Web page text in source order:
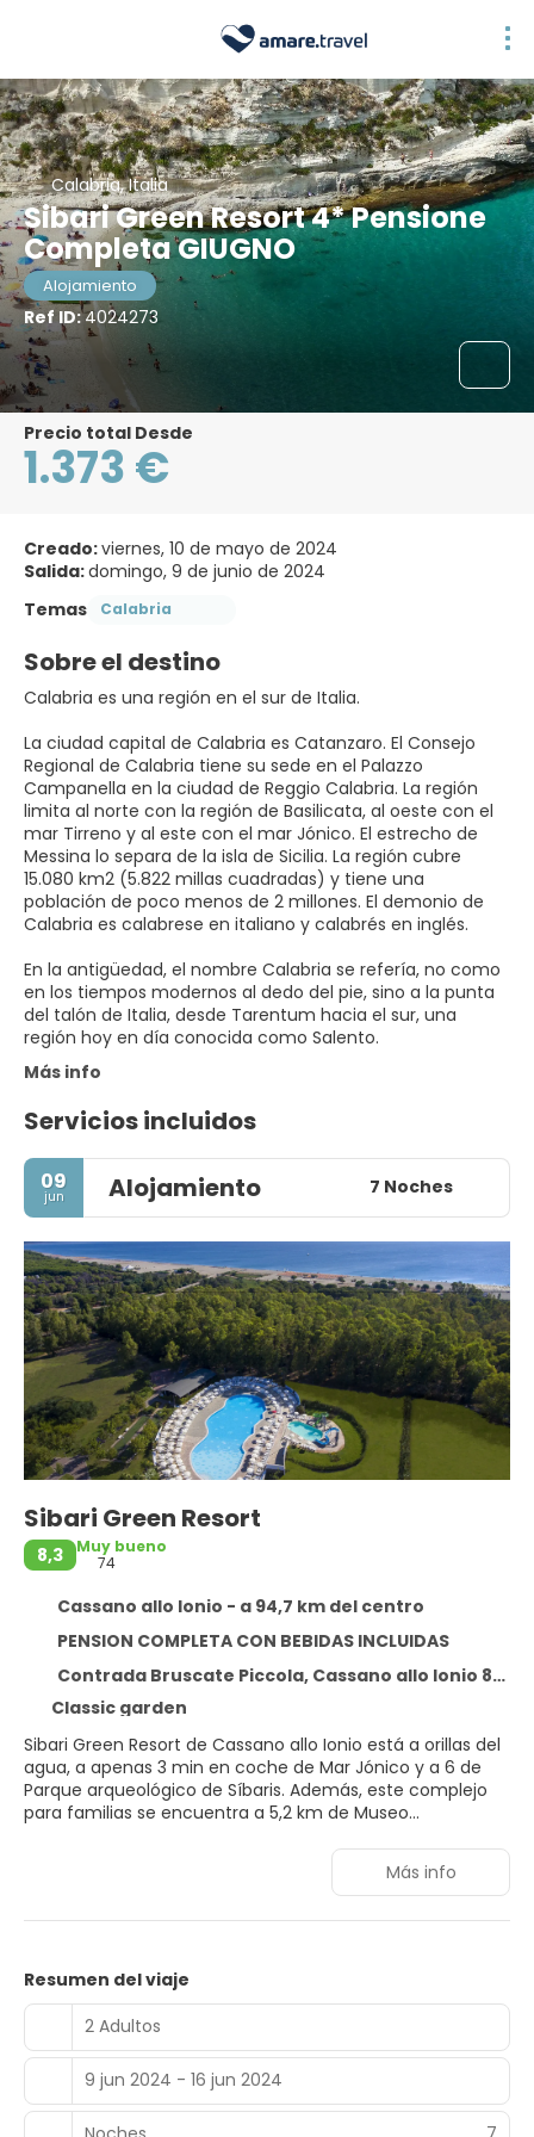
Calabria, Italia
Sibari Green Resort 4* Pensione
Completa GIUGNO
Alojamiento
Ref ID:4024273
Precio total Desde
1.373 €
Creado:viernes, 10 de mayo de 2024
Salida:domingo, 9 de junio de 2024
Temas
Calabria
Sobre el destino
Calabria es una región en el sur de Italia.
La ciudad capital de Calabria es Catanzaro. El Consejo
Regional de Calabria tiene su sede en el Palazzo
Campanella en la ciudad de Reggio Calabria. La región
limita al norte con la región de Basilicata, al oeste con el
mar Tirreno y al este con el mar Jónico. El estrecho de
Messina lo separa de la isla de Sicilia. La región cubre
15.080 km2 (5.822 millas cuadradas) y tiene una
población de poco menos de 2 millones. El demonio de
Calabria es calabrese en italiano y calabrés en inglés.
En la antigüedad, el nombre Calabria se refería, no como
en los tiempos modernos al dedo del pie, sino a la punta
del talón de Italia, desde Tarentum hacia el sur, una
región hoy en día conocida como Salento.
Más info
Servicios incluidos
09
jun Alojamiento 7 Noches
Sibari Green Resort
8,3
Muy bueno
74
Cassano allo Ionio - a 94,7 km del centro
PENSION COMPLETA CON BEBIDAS INCLUIDAS
Contrada Bruscate Piccola, Cassano allo Ionio 87011
Classic garden
Sibari Green Resort de Cassano allo Ionio está a orillas del
agua, a apenas 3 min en coche de Mar Jónico y a 6 de
Parque arqueológico de Síbaris. Además, este complejo
para familias se encuentra a 5,2 km de Museo
Relájate bajo el sol de la playa privada o en una de las 2
piscinas al aire libre. Encontrarás además conexión a
turística (adquisición de entradas). Estarás en la playa en
un abrir y cerrar de ojos gracias al servicio de transporte
gratuito.
Te sentirás como en tu propia casa en cualquiera de las
460 habitaciones con aire acondicionado y frigorífico.
Para los momentos de ocio, tienes una digitales. El cuarto
de baño está provisto de ducha, artículos de higiene
Más info
Resumen del viaje
2 Adultos
9 jun 2024 - 16 jun 2024